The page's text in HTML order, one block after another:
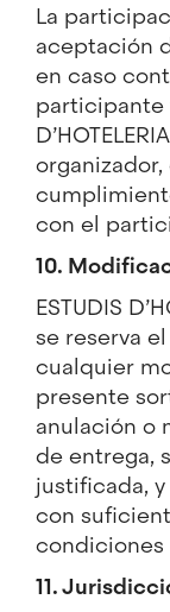
La
aceptación
en caso
participante
con el
10.
ESTUDIS
se reserva
cualquier
presente
anulación o
de entrega,
justificada,
con
condiciones
11.